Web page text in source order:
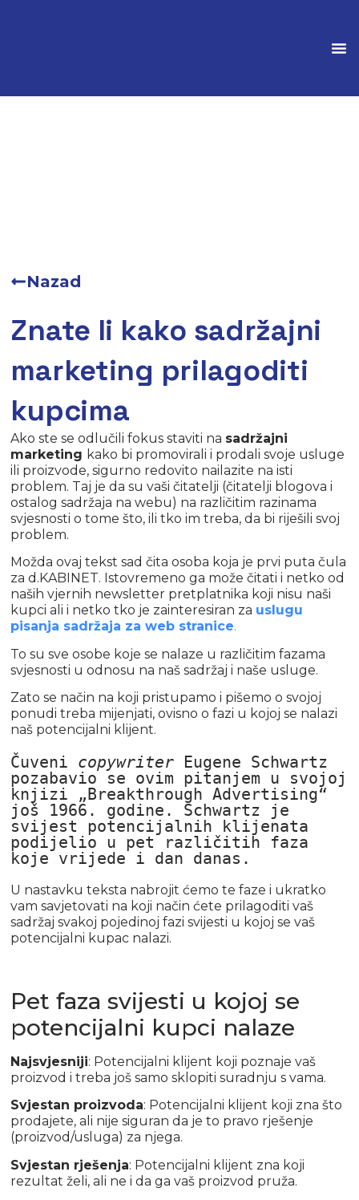
Nazad
Znate li kako sadržajni
marketing prilagoditi
kupcima
Ako ste se odlučili fokus staviti na sadržajni
marketing kako bi promovirali i prodali svoje usluge
ili proizvode, sigurno redovito nailazite na isti
problem. Taj je da su vaši čitatelji (čitatelji blogova i
ostalog sadržaja na webu) na različitim razinama
svjesnosti o tome što, ili tko im treba, da bi riješili svoj
problem.
Možda ovaj tekst sad čita osoba koja je prvi puta čula
za d.KABINET. Istovremeno ga može čitati i netko od
naših vjernih newsletter pretplatnika koji nisu naši
kupci ali i netko tko je zainteresiran za uslugu
pisanja sadržaja za web stranice.
To su sve osobe koje se nalaze u različitim fazama
svjesnosti u odnosu na naš sadržaj i naše usluge.
Zato se način na koji pristupamo i pišemo o svojoj
ponudi treba mijenjati, ovisno o fazi u kojoj se nalazi
naš potencijalni klijent.
Čuveni copywriter Eugene Schwartz
pozabavio se ovim pitanjem u svojoj
knjizi „Breakthrough Advertising“
još 1966. godine. Schwartz je
svijest potencijalnih klijenata
podijelio u pet različitih faza
koje vrijede i dan danas.
U nastavku teksta nabrojit ćemo te faze i ukratko
vam savjetovati na koji način ćete prilagoditi vaš
sadržaj svakoj pojedinoj fazi svijesti u kojoj se vaš
potencijalni kupac nalazi.
Pet faza svijesti u kojoj se
potencijalni kupci nalaze
Najsvjesniji: Potencijalni klijent koji poznaje vaš
proizvod i treba još samo sklopiti suradnju s vama.
Svjestan proizvoda: Potencijalni klijent koji zna što
prodajete, ali nije siguran da je to pravo rješenje
(proizvod/usluga) za njega.
Svjestan rješenja: Potencijalni klijent zna koji
rezultat želi, ali ne i da ga vaš proizvod pruža.